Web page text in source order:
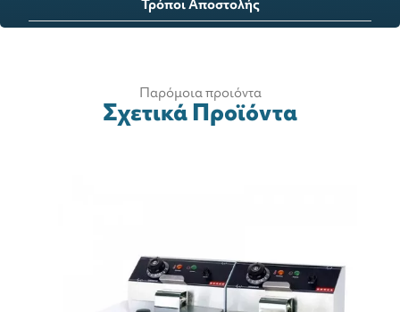
Παρόμοια προιόντα
Σχετικά Προϊόντα